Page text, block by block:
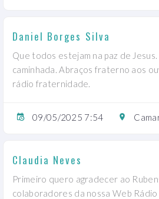
Daniel Borges Silva
Que todos estejam na paz de
caminhada. Abraços fraterno aos
rádio fraternidade.
09/05/2025 7:54
Claudia Neves
Primeiro quero agradecer ao
colaboradores da nossa Web